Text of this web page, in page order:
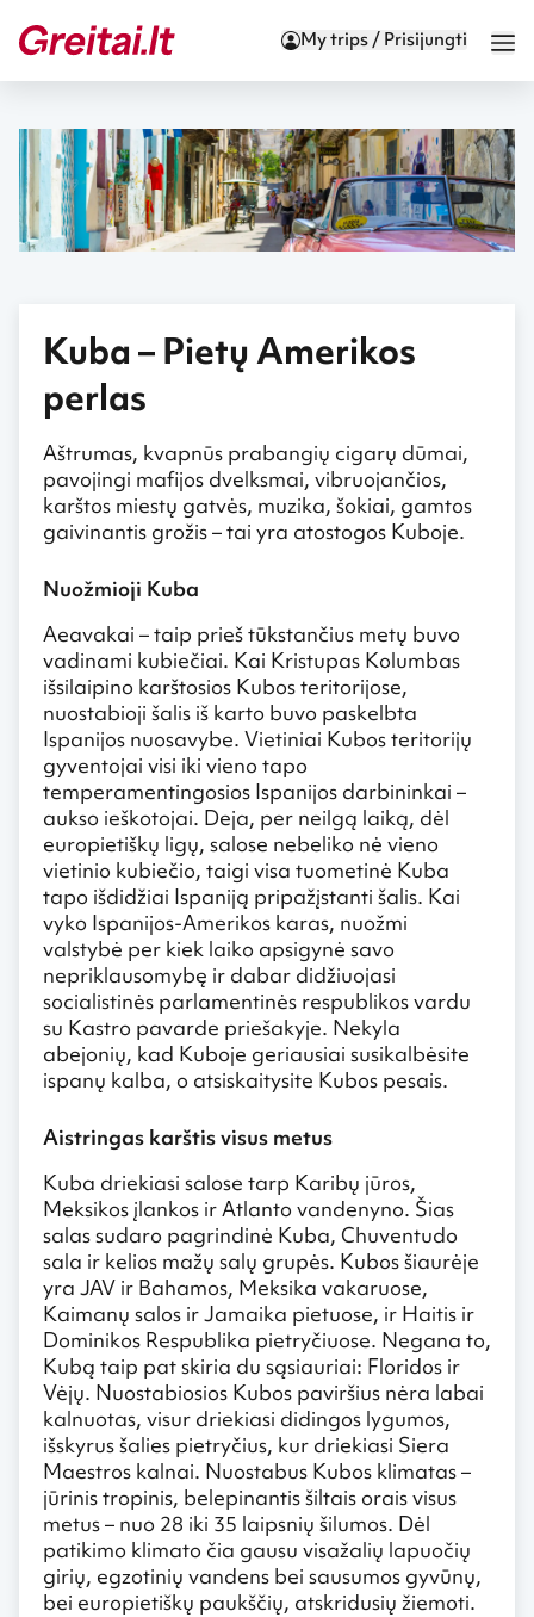
My trips / Prisijungti
Kuba – Pietų Amerikos
perlas
Aštrumas, kvapnūs prabangių cigarų dūmai,
pavojingi mafijos dvelksmai, vibruojančios,
karštos miestų gatvės, muzika, šokiai, gamtos
gaivinantis grožis – tai yra atostogos Kuboje.
Nuožmioji Kuba
Aeavakai – taip prieš tūkstančius metų buvo
vadinami kubiečiai. Kai Kristupas Kolumbas
išsilaipino karštosios Kubos teritorijose,
nuostabioji šalis iš karto buvo paskelbta
Ispanijos nuosavybe. Vietiniai Kubos teritorijų
gyventojai visi iki vieno tapo
temperamentingosios Ispanijos darbininkai –
aukso ieškotojai. Deja, per neilgą laiką, dėl
europietiškų ligų, salose nebeliko nė vieno
vietinio kubiečio, taigi visa tuometinė Kuba
tapo išdidžiai Ispaniją pripažįstanti šalis. Kai
vyko Ispanijos-Amerikos karas, nuožmi
valstybė per kiek laiko apsigynė savo
nepriklausomybę ir dabar didžiuojasi
socialistinės parlamentinės respublikos vardu
su Kastro pavarde priešakyje. Nekyla
abejonių, kad Kuboje geriausiai susikalbėsite
ispanų kalba, o atsiskaitysite Kubos pesais.
Aistringas karštis visus metus
Kuba driekiasi salose tarp Karibų jūros,
Meksikos įlankos ir Atlanto vandenyno. Šias
salas sudaro pagrindinė Kuba, Chuventudo
sala ir kelios mažų salų grupės. Kubos šiaurėje
yra JAV ir Bahamos, Meksika vakaruose,
Kaimanų salos ir Jamaika pietuose, ir Haitis ir
Dominikos Respublika pietryčiuose. Negana to,
Kubą taip pat skiria du sąsiauriai: Floridos ir
Vėjų. Nuostabiosios Kubos paviršius nėra labai
kalnuotas, visur driekiasi didingos lygumos,
išskyrus šalies pietryčius, kur driekiasi Siera
Maestros kalnai. Nuostabus Kubos klimatas –
jūrinis tropinis, belepinantis šiltais orais visus
metus – nuo 28 iki 35 laipsnių šilumos. Dėl
patikimo klimato čia gausu visažalių lapuočių
girių, egzotinių vandens bei sausumos gyvūnų,
bei europietiškų paukščių, atskridusių žiemoti.